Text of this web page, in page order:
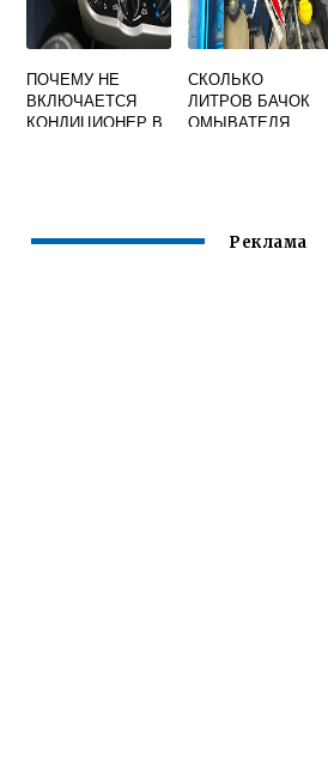
ПОЧЕМУ НЕ
ВКЛЮЧАЕТСЯ
КОНДИЦИОНЕР В
СКОЛЬКО
ЛИТРОВ БАЧОК
ОМЫВАТЕЛЯ
Реклама